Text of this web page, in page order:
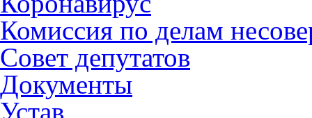
Комиссия по делам
Совет депутатов
Документы
Устав